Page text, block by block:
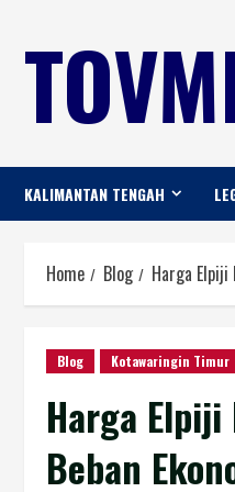
KALIMANTAN TENGAH
Home Blog Harga Elpiji
Blog Kotawaringin Timur
Harga
Beban